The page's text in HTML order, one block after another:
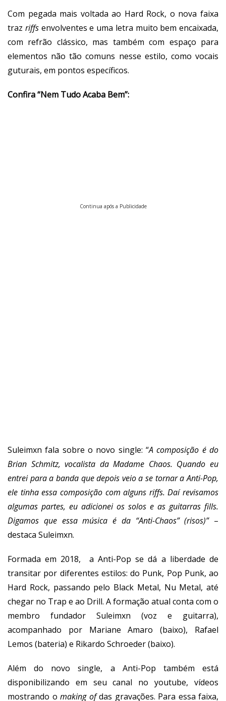
Com pegada mais voltada ao Hard Rock, o nova faixa
traz riffsenvolventes e uma letra muito bem encaixada,
com refrão clássico, mas também com espaço para
elementos não tão comuns nesse estilo, como vocais
guturais, em pontos específicos.
Confira “Nem Tudo Acaba Bem”:
Continua após a Publicidade
Suleimxn fala sobre o novo single: “A composição é do
Brian Schmitz, vocalista da Madame Chaos. Quando eu
entrei para a banda que depois veio a se tornar a Anti-Pop,
ele tinha essa composição com alguns riffs. Daí revisamos
algumas partes, eu adicionei os solos e as guitarras fills.
Digamos que essa música é da “Anti-Chaos” (risos)”–
destaca Suleimxn.
Formada em 2018, a Anti-Pop se dá a liberdade de
transitar por diferentes estilos: do Punk, Pop Punk, ao
Hard Rock, passando pelo Black Metal, Nu Metal, até
chegar no Trap e ao Drill. A formação atual conta com o
membro fundador Suleimxn (voz e guitarra),
acompanhado por Mariane Amaro (baixo), Rafael
Lemos (bateria) e Rikardo Schroeder (baixo).
Além do novo single, a Anti-Pop também está
disponibilizando em seu canal no youtube, vídeos
mostrando o making ofdas gravações. Para essa faixa,